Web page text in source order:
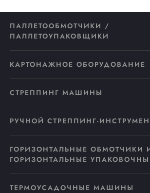
ПАЛЛЕТООБМОТЧИКИ /
ПАЛЛЕТОУПАКОВЩИКИ
КАРТОНАЖНОЕ ОБОРУДОВАНИЕ
СТРЕППИНГ МАШИНЫ
РУЧНОЙ СТРЕППИНГ-
ГОРИЗОНТАЛЬНЫЕ ОБМОТЧИКИ
ГОРИЗОНТАЛЬНЫЕ
ТЕРМОУСАДОЧНЫЕ МАШИНЫ